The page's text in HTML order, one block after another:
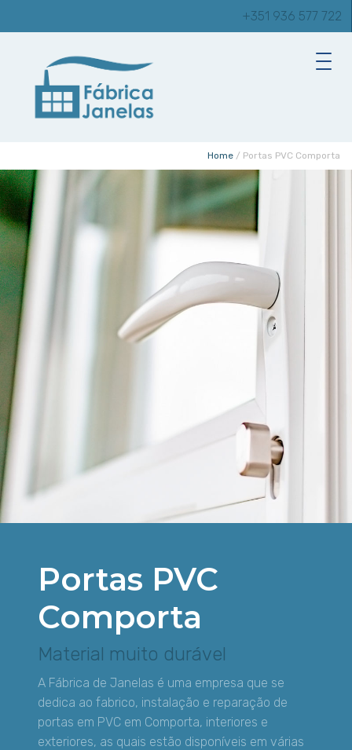
+351 936 577 722
Home / Portas PVC Comporta
Portas PVC
Comporta
Material muito durável
A Fábrica de Janelas é uma empresa que se
dedica ao fabrico, instalação e reparação de
portas em PVC em Comporta, interiores e
exteriores, as quais estão disponíveis em várias